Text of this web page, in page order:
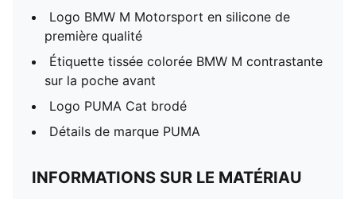
Logo BMW M Motorsport en silicone de
première qualité
Étiquette tissée colorée BMW M contrastante
sur la poche avant
Logo PUMA Cat brodé
Détails de marque PUMA
INFORMATIONS SUR LE MATÉRIAU